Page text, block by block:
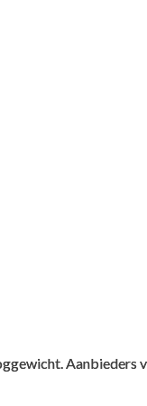
Aanbieders
eiwitten
hoeveel. Zoals ik al
dan is de